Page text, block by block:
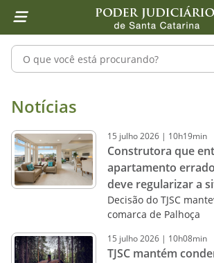
1 Ir para o conteúdo
2 Ir para a ferramenta de acessibilidade -
4 Ir para o menu principal
5 Ir para a pesquisa
6 Ir para o rodapé
7 Ir para a página inicial
Pesquisar no portal
Notícias - Imprensa -
Notícias
15 julho2026 | 10h19min
Construtora que
apartamento
deve regularizar a
Decisão do TJSC
comarca de Palhoça
15 julho2026 | 10h08min
TJSC mantém
+